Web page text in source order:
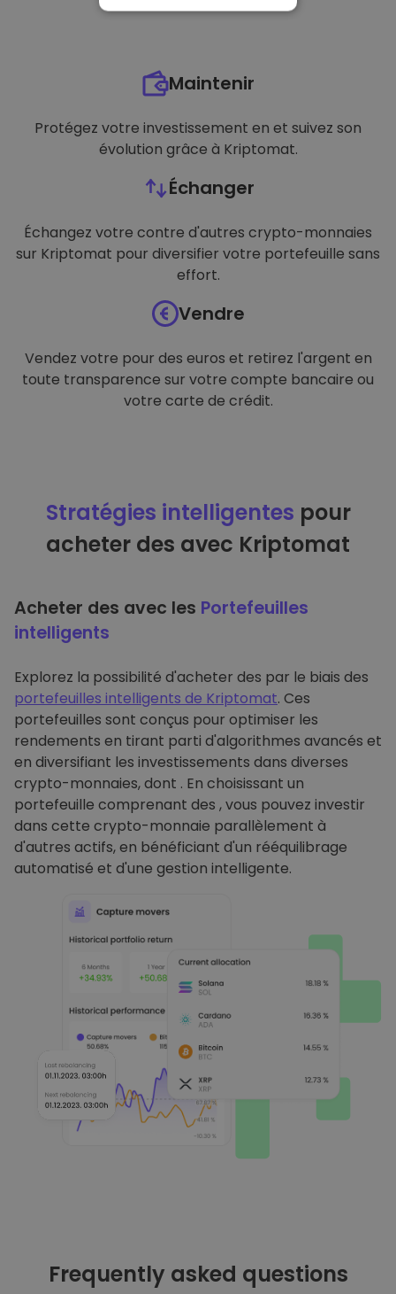
Maintenir
Protégez votre investissement en et suivez son
évolution grâce à Kriptomat.
Échanger
Échangez votre contre d'autres crypto-monnaies
sur Kriptomat pour diversifier votre portefeuille sans
effort.
Vendre
Vendez votre pour des euros et retirez l'argent en
toute transparence sur votre compte bancaire ou
votre carte de crédit.
Stratégies intelligentes pour
acheter des avec Kriptomat
Acheter des avec les Portefeuilles
intelligents
Explorez la possibilité d'acheter des par le biais des
portefeuilles intelligents de Kriptomat. Ces
portefeuilles sont conçus pour optimiser les
rendements en tirant parti d'algorithmes avancés et
en diversifiant les investissements dans diverses
crypto-monnaies, dont . En choisissant un
portefeuille comprenant des , vous pouvez investir
dans cette crypto-monnaie parallèlement à
d'autres actifs, en bénéficiant d'un rééquilibrage
automatisé et d'une gestion intelligente.
Frequently asked questions
FONCTIONNALITÉ